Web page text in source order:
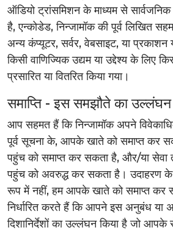
ऑडियो ट्रांसमिशन के माध्यम से
है, एन्कोडेड, निन्जामॉक की पूर्व लिखित
अन्य कंप्यूटर, सर्वर, वेबसाइट, या प्रकाशन
किसी वाणिज्यिक उद्यम या उद्देश्य के लिए
प्रसारित या वितरित किया गया।
समाप्ति - इस समझौते का उल्लंघन
आप सहमत हैं कि निन्जामॉक अपने
पूर्व सूचना के, आपके खाते को समाप्त कर
पहुंच को समाप्त कर सकता है, और/या सेवा
पहुंच को अवरुद्ध कर सकता है। उदाहरण
रूप में नहीं, हम आपके खाते को समाप्त कर
निर्धारित करते हैं कि आपने इस अनुबंध या
दिशानिर्देशों का उल्लंघन किया है जो